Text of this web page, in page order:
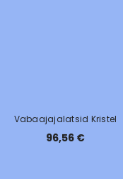
Vabaajajalatsid Kristel
96,56 €